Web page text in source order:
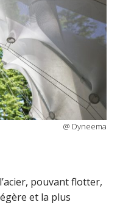
@ Dyneema
pouvant flotter,
et la plus